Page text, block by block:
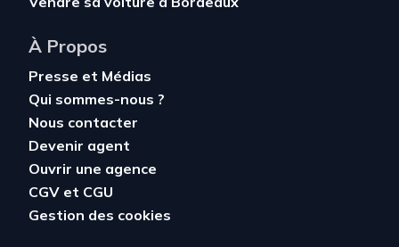
À Propos
Presse et Médias
Qui sommes-nous ?
Nous contacter
Devenir agent
Ouvrir une agence
CGV et CGU
Gestion des cookies